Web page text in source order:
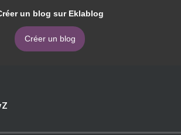
un blog sur Eklablog
Créer un blog